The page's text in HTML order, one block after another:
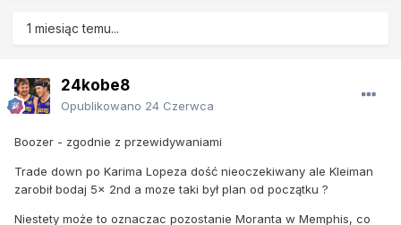
1 miesiąc temu...
24kobe8
Opublikowano 24 Czerwca
Boozer - zgodnie z przewidywaniami
Trade down po Karima Lopeza dość nieoczekiwany ale Kleiman
zarobił bodaj 5x 2nd a moze taki był plan od początku ?
Niestety może to oznaczac pozostanie Moranta w Memphis, co